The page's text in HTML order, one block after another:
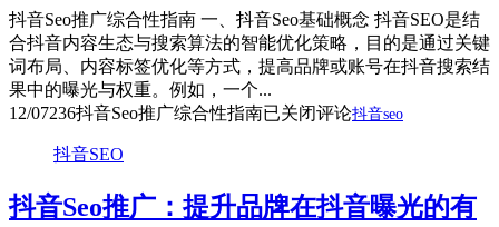
抖音Seo推广综合性指南 一、抖音Seo基础概念 抖音SEO是结
合抖音内容生态与搜索算法的智能优化策略，目的是通过关键
词布局、内容标签优化等方式，提高品牌或账号在抖音搜索结
果中的曝光与权重。例如，一个...
12/07236抖音Seo推广综合性指南已关闭评论抖音seo
抖音SEO
抖音Seo推广：提升品牌在抖音曝光的有